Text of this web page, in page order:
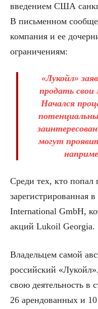
введением США
В письменном
компания и ее
ограничениям:
«Лукойл»
продать
Начался
могут
Среди тех, кто попал
зарегистрированная
International GmbH,
акций Lukoil Georgia.
Владельцем самой
российский
свою деятельность в
26 арендованных и